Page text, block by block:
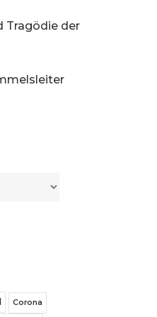
Tragödie der
Corona